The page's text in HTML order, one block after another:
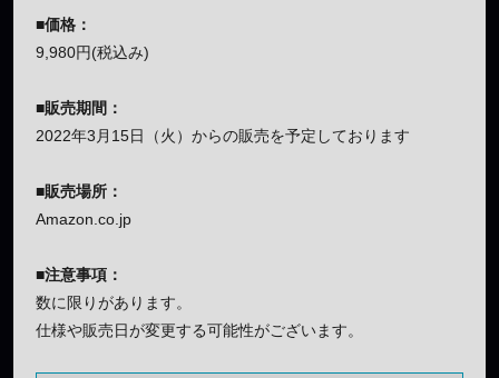
■価格：
9,980円(税込み)
■販売期間：
2022年3月15日（火）からの販売を予定しております
■販売場所：
Amazon.co.jp
■注意事項：
数に限りがあります。
仕様や販売日が変更する可能性がございます。